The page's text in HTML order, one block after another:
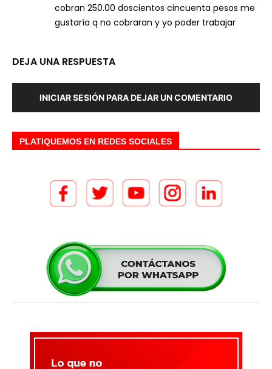
cobran 250.00 doscientos cincuenta pesos me
gustaría q no cobraran y yo poder trabajar
DEJA UNA RESPUESTA
INICIAR SESIÓN PARA DEJAR UN COMENTARIO
PLATIQUEMOS EN REDES SOCIALES